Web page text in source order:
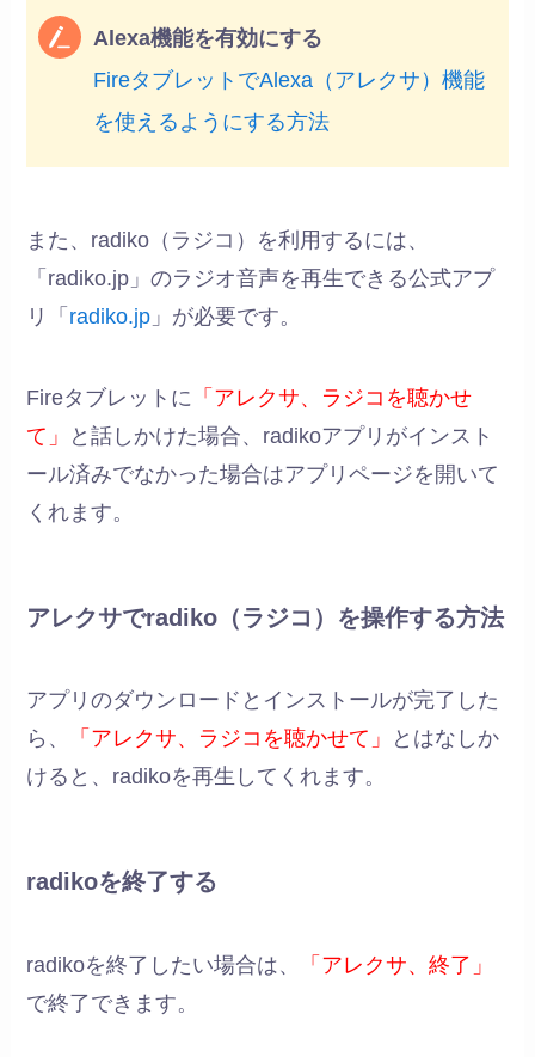
Alexa機能を有効にする
FireタブレットでAlexa（アレクサ）機能
を使えるようにする方法
また、radiko（ラジコ）を利用するには、
「radiko.jp」のラジオ音声を再生できる公式アプ
リ「 radiko.jp 」が必要です。
Fireタブレットに 「アレクサ、ラジコを聴かせ
て」
と話しかけた場合、radikoアプリがインスト
ール済みでなかった場合はアプリページを開いて
くれます。
アレクサでradiko（ラジコ）を操作する方法
アプリのダウンロードとインストールが完了した
ら、
「アレクサ、ラジコを聴かせて」
とはなしか
けると、radikoを再生してくれます。
radikoを終了する
radikoを終了したい場合は、
「アレクサ、終了」
で終了できます。